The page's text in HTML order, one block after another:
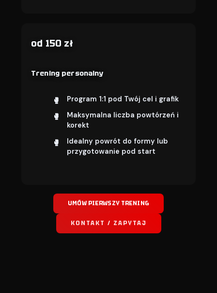
od 150 zł
Trening personalny
Program 1:1 pod Twój cel i grafik
Maksymalna liczba powtórzeń i
korekt
Idealny powrót do formy lub
przygotowanie pod start
UMÓW PIERWSZY TRENING
KONTAKT / ZAPYTAJ